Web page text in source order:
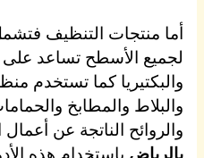
أما منتجات التنظيف
لجميع الأسطح تساعد على
والبكتيريا كما تستخدم
والبلاط والمطابخ
والروائح الناتجة عن أعمال
بالرياض باستخدام هذه